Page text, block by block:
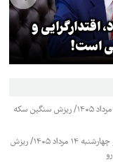
اقتدارگرایی و
است!
قیمت طلا و سکه یکشنبه ۱۱ مرداد ۱۴۰۵/ ریزش سنگین سکه
قیمت محصولات ایران خودرو چهارشنبه ۱۴ مرداد ۱۴۰۵/ ریزش